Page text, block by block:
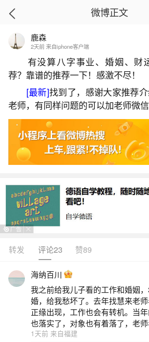
首页
猴年出生的人2026年运势及
2026-07-08 16:07:11
生活中像猴年出生的人2026年
很常见的问题，但是小问题不注意
烦，下面就这个问题给大家做一些
一、猴生肖2026年每月运势对比
猴年生人2026年整体呈稳中有
微博正文
鹿森
2天前 来自iphone客户端
有没算八字事业、婚姻、财
荐？靠谱的推荐一下！感激不尽！
[最新]找到了，感谢大家推荐
老师，有同样问题的可以加老师微
转发 评论23 赞89
海纳百川
我之前给我儿子看的工作和婚姻
婚，给我愁坏了。去年找慧来老
正缘出现，工作也会有转机。当
也落实了，对象也有着落了，老师
1天前 来自福建